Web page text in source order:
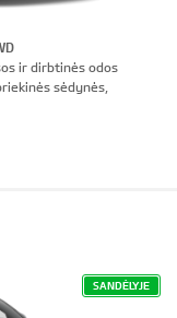
ir dirbtinės odos
sėdynės,
SANDĖLYJE